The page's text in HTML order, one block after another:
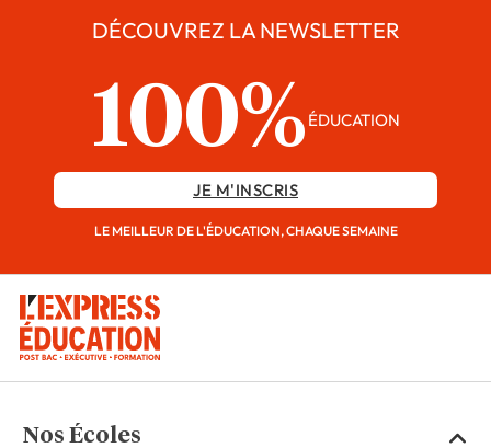
DÉCOUVREZ LA NEWSLETTER
100% ÉDUCATION
JE M'INSCRIS
LE MEILLEUR DE L'ÉDUCATION, CHAQUE SEMAINE
Nos Écoles